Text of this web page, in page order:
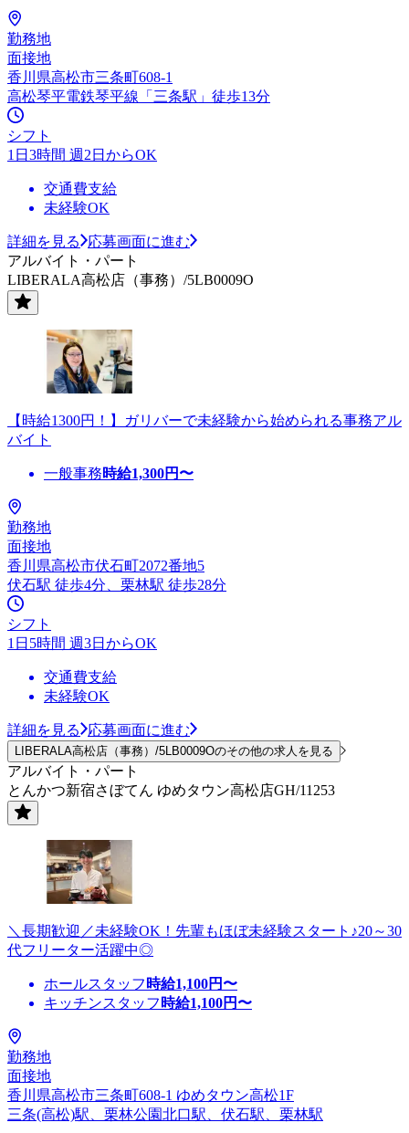
勤務地
面接地
香川県高松市三条町608-1
高松琴平電鉄琴平線「三条駅」徒歩13分
シフト
1日3時間 週2日からOK
交通費支給
未経験OK
詳細を見る
応募画面に進む
アルバイト・パート
LIBERALA高松店（事務）/5LB0009O
【時給1300円！】ガリバーで未経験から始められる事務アル
バイト
一般事務時給1,300円〜
勤務地
面接地
香川県高松市伏石町2072番地5
伏石駅 徒歩4分、栗林駅 徒歩28分
シフト
1日5時間 週3日からOK
交通費支給
未経験OK
詳細を見る 応募画面に進む
LIBERALA高松店（事務）/5LB0009Oのその他の求人を見る
アルバイト・パート
とんかつ新宿さぼてん ゆめタウン高松店GH/11253
＼長期歓迎／未経験OK！先輩もほぼ未経験スタート♪20～30
代フリーター活躍中◎
ホールスタッフ 時給1,100円〜
キッチンスタッフ 時給1,100円〜
勤務地
面接地
香川県高松市三条町608-1 ゆめタウン高松1F
三条(高松)駅、栗林公園北口駅、伏石駅、栗林駅